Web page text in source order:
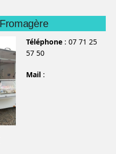
Téléphone : 07 71 25
57 50
Mail :